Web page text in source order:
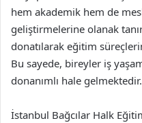
hem akademik hem de
geliştirmelerine olanak
donatılarak eğitim
Bu sayede, bireyler iş
donanımlı hale gelmektedir.
İstanbul Bağcılar Halk